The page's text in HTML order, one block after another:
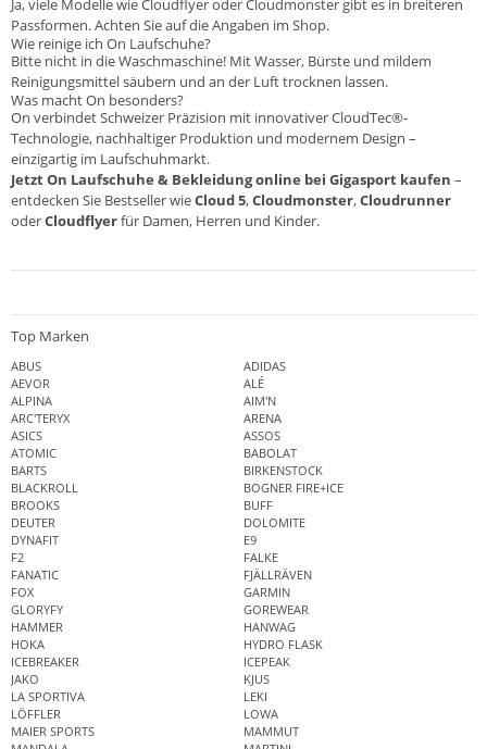
Ja, viele Modelle wie Cloudflyer oder Cloudmonster gibt es in breiteren
Passformen. Achten Sie auf die Angaben im Shop.
Wie reinige ich On Laufschuhe?
Bitte nicht in die Waschmaschine! Mit Wasser, Bürste und mildem
Reinigungsmittel säubern und an der Luft trocknen lassen.
Was macht On besonders?
On verbindet Schweizer Präzision mit innovativer CloudTec®-
Technologie, nachhaltiger Produktion und modernem Design –
einzigartig im Laufschuhmarkt.
Jetzt On Laufschuhe & Bekleidung online bei Gigasport kaufen –
entdecken Sie Bestseller wieCloud 5,Cloudmonster,Cloudrunner
oderCloudflyerfür Damen, Herren und Kinder.
Top Marken
ABUS
ADIDAS
AEVOR
ALÉ
ALPINA
AIM'N
ARC'TERYX
ARENA
ASICS
ASSOS
ATOMIC
BABOLAT
BARTS
BIRKENSTOCK
BLACKROLL
BOGNER FIRE+ICE
BROOKS
BUFF
DEUTER
DOLOMITE
DYNAFIT
E9
F2
FALKE
FANATIC
FJÄLLRÄVEN
FOX
GARMIN
GLORYFY
GOREWEAR
HAMMER
HANWAG
HOKA
HYDRO FLASK
ICEBREAKER
ICEPEAK
JAKO
KJUS
LA SPORTIVA
LEKI
LÖFFLER
LOWA
MAIER SPORTS
MAMMUT